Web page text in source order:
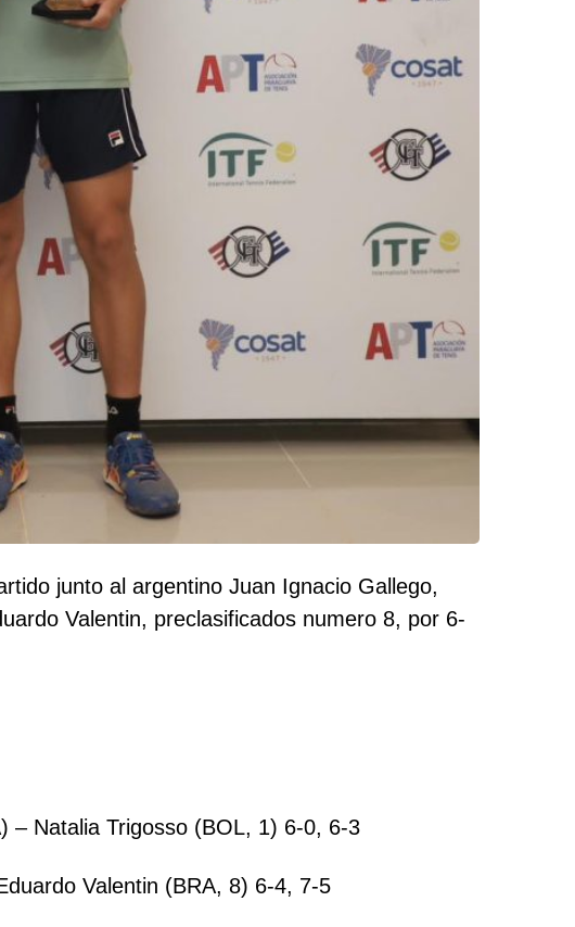
junto al argentino Juan Ignacio Gallego,
Valentin, preclasificados numero 8, por 6-
– Natalia Trigosso (BOL, 1) 6-0, 6-3
Valentin (BRA, 8) 6-4, 7-5